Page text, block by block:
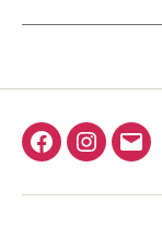
Facebook
Instagram